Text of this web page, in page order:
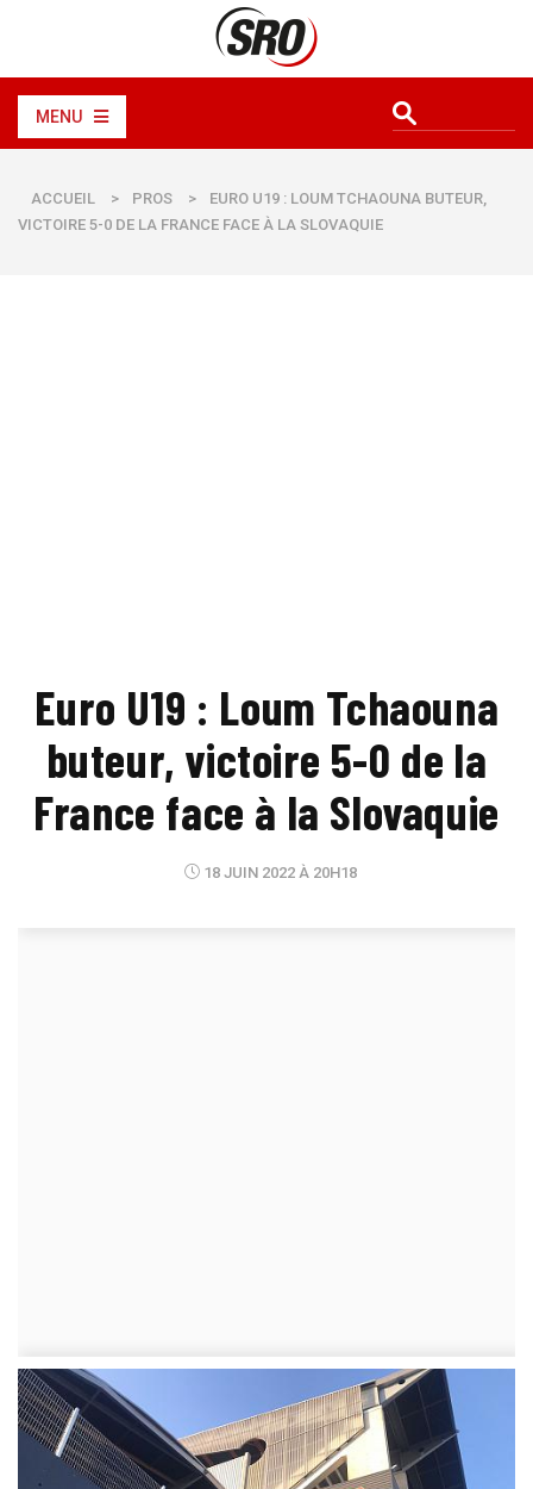
MENU
ACCUEIL > PROS >
EURO U19 : LOUM TCHAOUNA BUTEUR,
VICTOIRE 5-0 DE LA FRANCE FACE À LA SLOVAQUIE
Euro U19 : Loum Tchaouna
buteur, victoire 5-0 de la
France face à la Slovaquie
18 JUIN 2022 À 20H18